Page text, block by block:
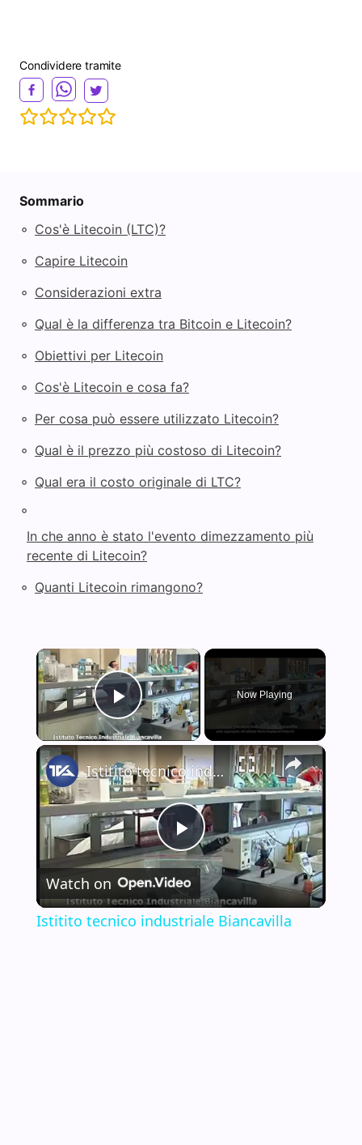
Condividere tramite
Sommario
◦ Cos'è Litecoin (LTC)?
◦ Capire Litecoin
◦ Considerazioni extra
◦ Qual è la differenza tra Bitcoin e Litecoin?
◦ Obiettivi per Litecoin
◦ Cos'è Litecoin e cosa fa?
◦ Per cosa può essere utilizzato Litecoin?
◦ Qual è il prezzo più costoso di Litecoin?
◦ Qual era il costo originale di LTC?
◦
In che anno è stato l'evento dimezzamento più
recente di Litecoin?
◦ Quanti Litecoin rimangono?
×
Play Video
Now Playing
×
P
l
Istitito tecnico industriale Biancavilla
Watch on
Istitito tecnico industriale Biancavilla